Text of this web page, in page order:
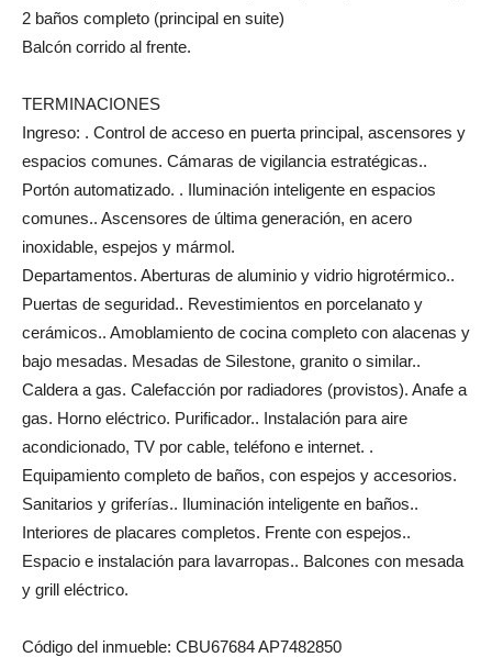
2 baños completo (principal en suite)
Balcón corrido al frente.
TERMINACIONES
Ingreso: . Control de acceso en puerta principal, ascensores y
espacios comunes. Cámaras de vigilancia estratégicas..
Portón automatizado. . Iluminación inteligente en espacios
comunes.. Ascensores de última generación, en acero
inoxidable, espejos y mármol.
Departamentos. Aberturas de aluminio y vidrio higrotérmico..
Puertas de seguridad.. Revestimientos en porcelanato y
cerámicos.. Amoblamiento de cocina completo con alacenas y
bajo mesadas. Mesadas de Silestone, granito o similar..
Caldera a gas. Calefacción por radiadores (provistos). Anafe a
gas. Horno eléctrico. Purificador.. Instalación para aire
acondicionado, TV por cable, teléfono e internet. .
Equipamiento completo de baños, con espejos y accesorios.
Sanitarios y griferías.. Iluminación inteligente en baños..
Interiores de placares completos. Frente con espejos..
Espacio e instalación para lavarropas.. Balcones con mesada
y grill eléctrico.
Código del inmueble: CBU67684 AP7482850